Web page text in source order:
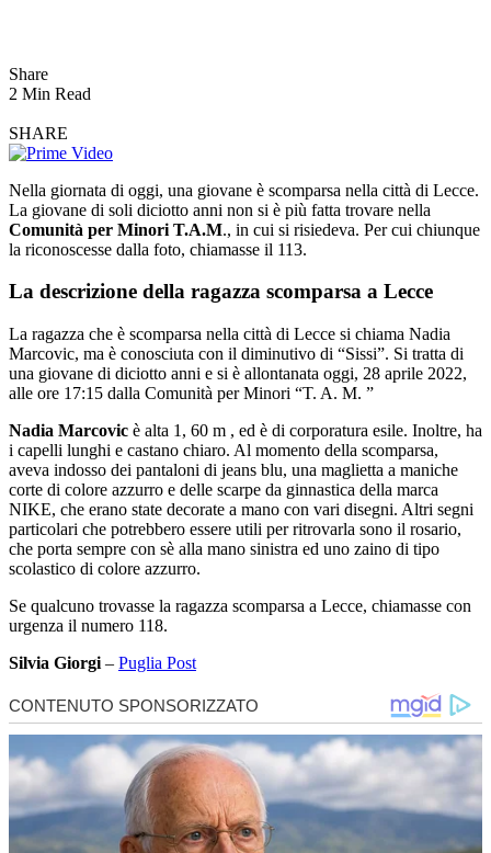
Share
2 Min Read
SHARE
Nella giornata di oggi, una giovane è scomparsa nella città di Lecce.
La giovane di soli diciotto anni non si è più fatta trovare nella
Comunità per Minori T.A.M., in cui si risiedeva. Per cui chiunque
la riconoscesse dalla foto, chiamasse il 113.
La descrizione della ragazza scomparsa a Lecce
La ragazza che è scomparsa nella città di Lecce si chiama Nadia
Marcovic, ma è conosciuta con il diminutivo di “Sissi”. Si tratta di
una giovane di diciotto anni e si è allontanata oggi, 28 aprile 2022,
alle ore 17:15 dalla Comunità per Minori “T. A. M. ”
Nadia Marcovic è alta 1, 60 m , ed è di corporatura esile. Inoltre, ha
i capelli lunghi e castano chiaro. Al momento della scomparsa,
aveva indosso dei pantaloni di jeans blu, una maglietta a maniche
corte di colore azzurro e delle scarpe da ginnastica della marca
NIKE, che erano state decorate a mano con vari disegni. Altri segni
particolari che potrebbero essere utili per ritrovarla sono il rosario,
che porta sempre con sè alla mano sinistra ed uno zaino di tipo
scolastico di colore azzurro.
Se qualcuno trovasse la ragazza scomparsa a Lecce, chiamasse con
urgenza il numero 118.
Silvia Giorgi – Puglia Post